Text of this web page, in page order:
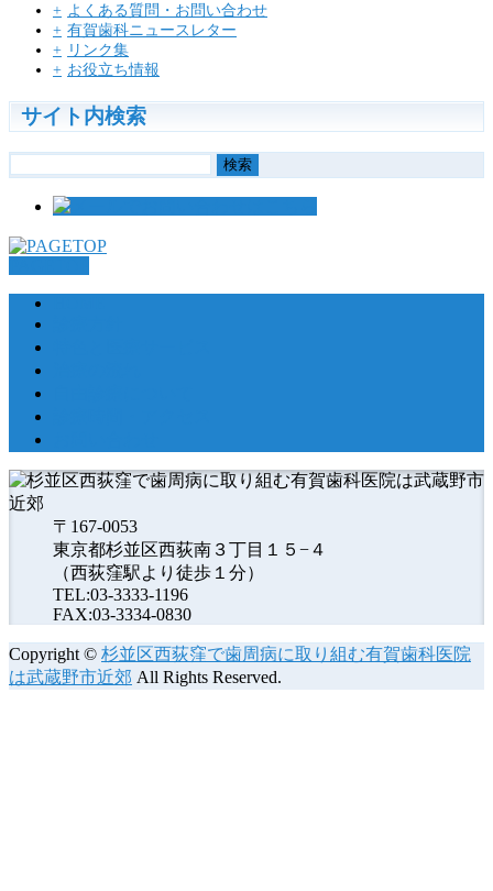
よくある質問・お問い合わせ
有賀歯科ニュースレター
リンク集
お役立ち情報
サイト内検索
〒167-0053
東京都杉並区西荻南３丁目１５−４
（西荻窪駅より徒歩１分）
TEL:03-3333-1196
FAX:03-3334-0830
Copyright © 杉並区西荻窪で歯周病に取り組む有賀歯科医院
は武蔵野市近郊 All Rights Reserved.